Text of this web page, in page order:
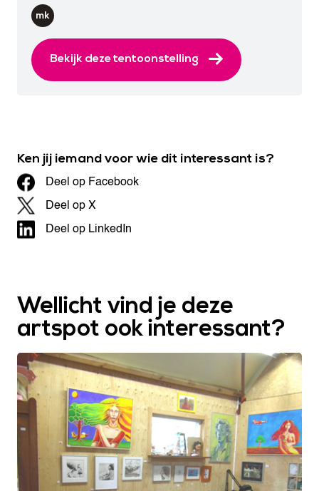
Bekijk deze tentoonstelling
Ken jij iemand voor wie dit interessant is?
Deel op Facebook
Deel op X
Deel op LinkedIn
Wellicht vind je deze
artspot ook interessant?